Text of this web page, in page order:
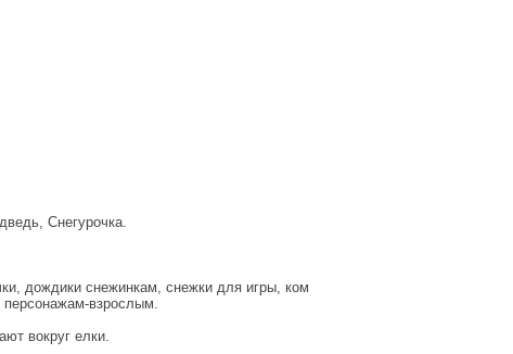
Снегурочка.
дождики снежинкам, снежки для игры, ком
взрослым.
вокруг елки.